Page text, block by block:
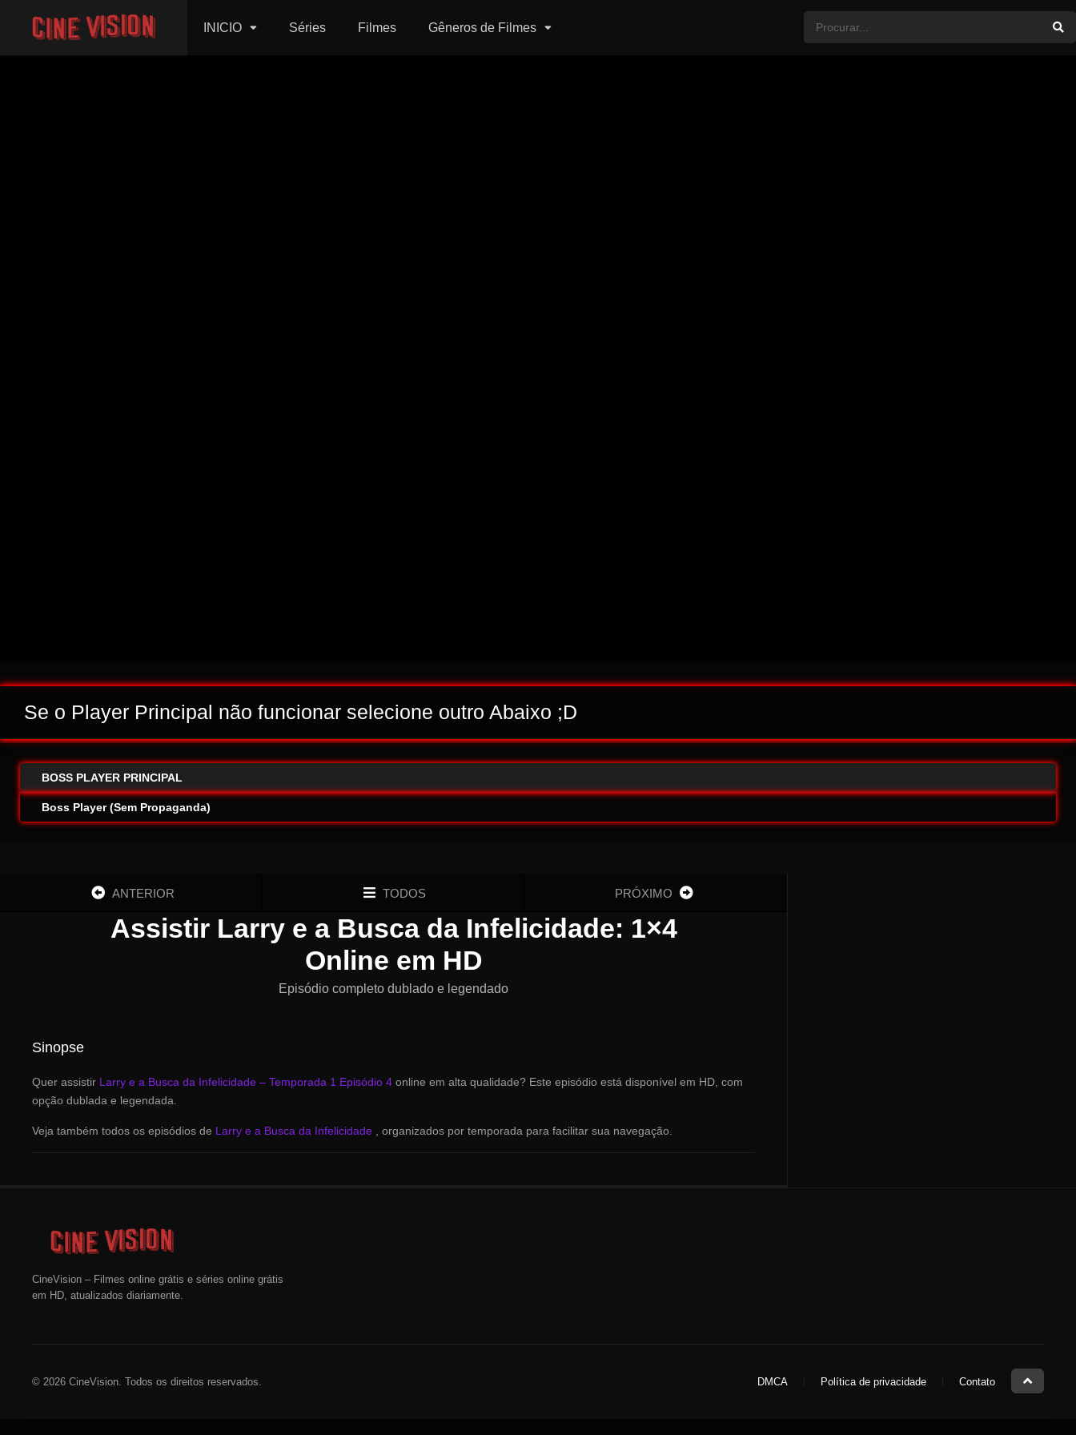
INICIO Séries Filmes Gêneros de Filmes
Se o Player Principal não funcionar selecione outro Abaixo ;D
BOSS PLAYER PRINCIPAL
Boss Player (Sem Propaganda)
ANTERIOR TODOS PRÓXIMO
Assistir Larry e a Busca da Infelicidade: 1×4
Online em HD
Episódio completo dublado e legendado
Sinopse
Quer assistir Larry e a Busca da Infelicidade – Temporada 1 Episódio 4 online em alta qualidade? Este episódio está disponível em HD, com
opção dublada e legendada.
Veja também todos os episódios de Larry e a Busca da Infelicidade , organizados por temporada para facilitar sua navegação.
CineVision – Filmes online grátis e séries online grátis
em HD, atualizados diariamente.
© 2026 CineVision. Todos os direitos reservados. DMCA Política de privacidade Contato